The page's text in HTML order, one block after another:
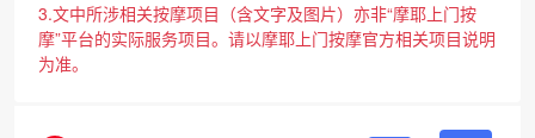
3.文中所涉相关按摩项目（含文字及图片）亦非“摩耶上门按
摩”平台的实际服务项目。请以摩耶上门按摩官方相关项目说明
为准。